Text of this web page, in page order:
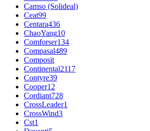
Camso (Solideal)
Ceat99
Centara436
ChaoYang10
Comforser134
Compasal489
Composit
Continental2117
Contyre39
Cooper12
Cordiant728
CrossLeader1
CrossWind3
Cst1